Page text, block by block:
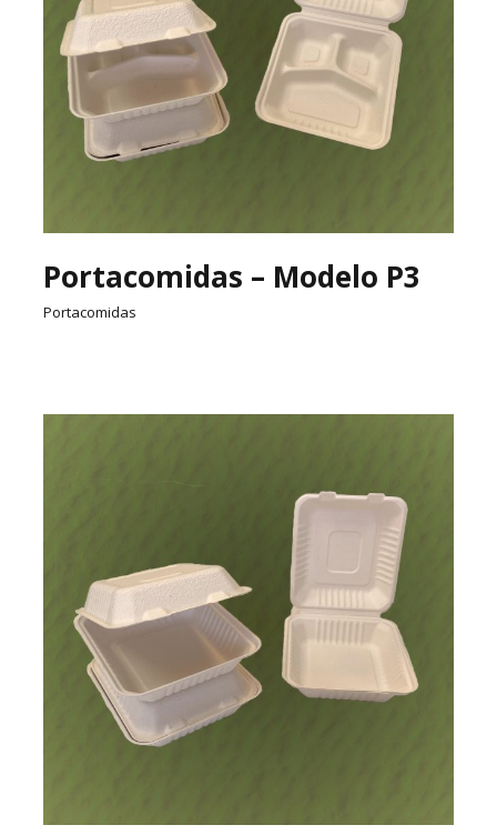
Portacomidas – Modelo P3
Portacomidas